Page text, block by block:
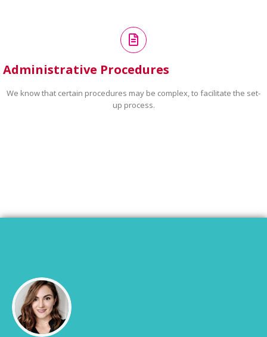
Administrative Procedures
We know that certain procedures may be complex, to facilitate the set-
up process.